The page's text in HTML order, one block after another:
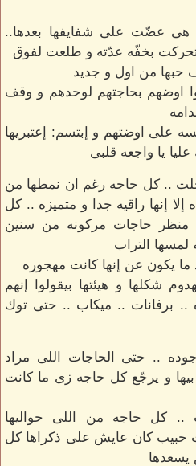
و هى عضّت على شفايفها بعدها..
بخفّه عدّته و طلعت لفوق
ف حبها من اول و جديد
اوضهم بحاجتهم لوحدهم و وقف
على اوضتهم و إبتسم: إعتبريها
يا واجعه قلبى
.. كل حاجه رغم ان نمطها من
إنها راقيه جدا و متميزه .. كل
حاجات مركونه من سنين
لمسها التراب
ما يكون عن إنها كانت مهجوره
شكلها و هيئتها بيقولوا إنهم
.. برفانات .. ميكاب .. حتى توك
.. حتى الحاجات اللى مراد
و يرجّع كل حاجه زى ما كانت
.. كل حاجه من اللى حواليها
حبيب كان عايش على ذكراها كل
يسعدها